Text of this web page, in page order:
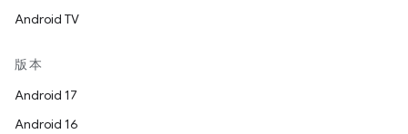
Android TV
版本
Android 17
Android 16